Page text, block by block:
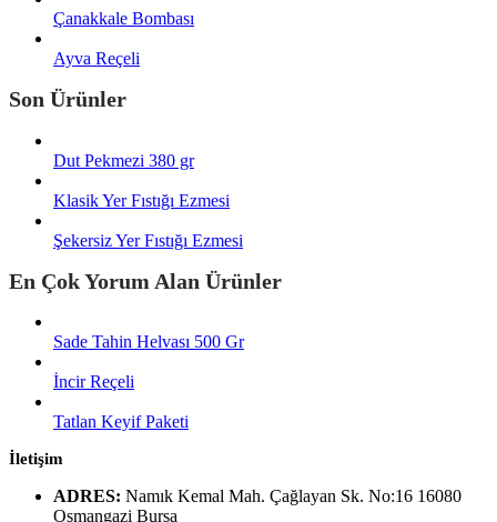
Çanakkale Bombası
Ayva Reçeli
Son Ürünler
Dut Pekmezi 380 gr
Klasik Yer Fıstığı Ezmesi
Şekersiz Yer Fıstığı Ezmesi
En Çok Yorum Alan Ürünler
Sade Tahin Helvası 500 Gr
İncir Reçeli
Tatlan Keyif Paketi
İletişim
ADRES: Namık Kemal Mah. Çağlayan Sk. No:16 16080
Osmangazi Bursa